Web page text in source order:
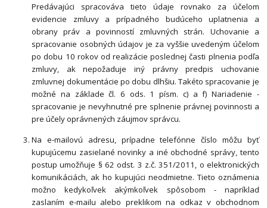
Predávajúci spracováva tieto údaje rovnako za účelom
evidencie zmluvy a prípadného budúceho uplatnenia a
obrany práv a povinností zmluvných strán. Uchovanie a
spracovanie osobných údajov je za vyššie uvedeným účelom
po dobu 10 rokov od realizácie poslednej časti plnenia podľa
zmluvy, ak nepožaduje iný právny predpis uchovanie
zmluvnej dokumentácie po dobu dlhšiu. Takéto spracovanie je
možné na základe čl. 6 ods. 1 písm. c) a f) Nariadenie -
spracovanie je nevyhnutné pre splnenie právnej povinnosti a
pre účely oprávnených záujmov správcu.
Na e-mailovú adresu, prípadne telefónne číslo môžu byť
kupujúcemu zasielané novinky a iné obchodné správy, tento
postup umožňuje § 62 odst. 3 z.č. 351/2011, o elektronických
komunikáciách, ak ho kupujúci neodmietne. Tieto oznámenia
možno kedykoľvek akýmkoľvek spôsobom - napríklad
zaslaním e-mailu alebo preklikom na odkaz v obchodnom